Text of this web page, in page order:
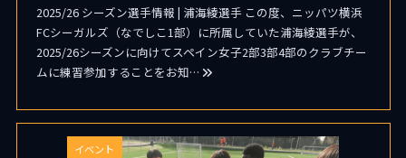
2025/26 シーズン選手情報 | 浦海綾選手 この度、ニッパツ横浜
FCシーガルズ（なでしこ1部）に所属していた浦海綾選手が、
2025/26シーズンに向けてスペイン女子2部3部4部のクラブチー
ムに練習参加することをお知…
イベント